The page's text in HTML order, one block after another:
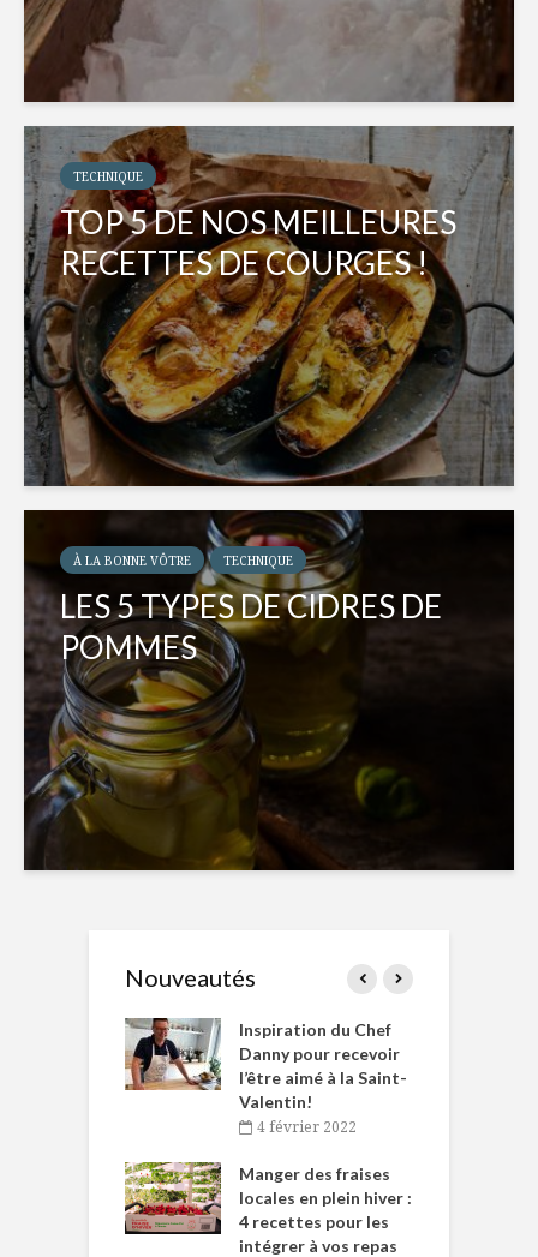
TECHNIQUE
TOP 5 DE NOS MEILLEURES
RECETTES DE COURGES !
À LA BONNE VÔTRE TECHNIQUE
LES 5 TYPES DE CIDRES DE
POMMES
Nouveautés
Inspiration du Chef
Danny pour recevoir
l’être aimé à la Saint-
Valentin!
4 février 2022
Manger des fraises
locales en plein hiver :
4 recettes pour les
intégrer à vos repas